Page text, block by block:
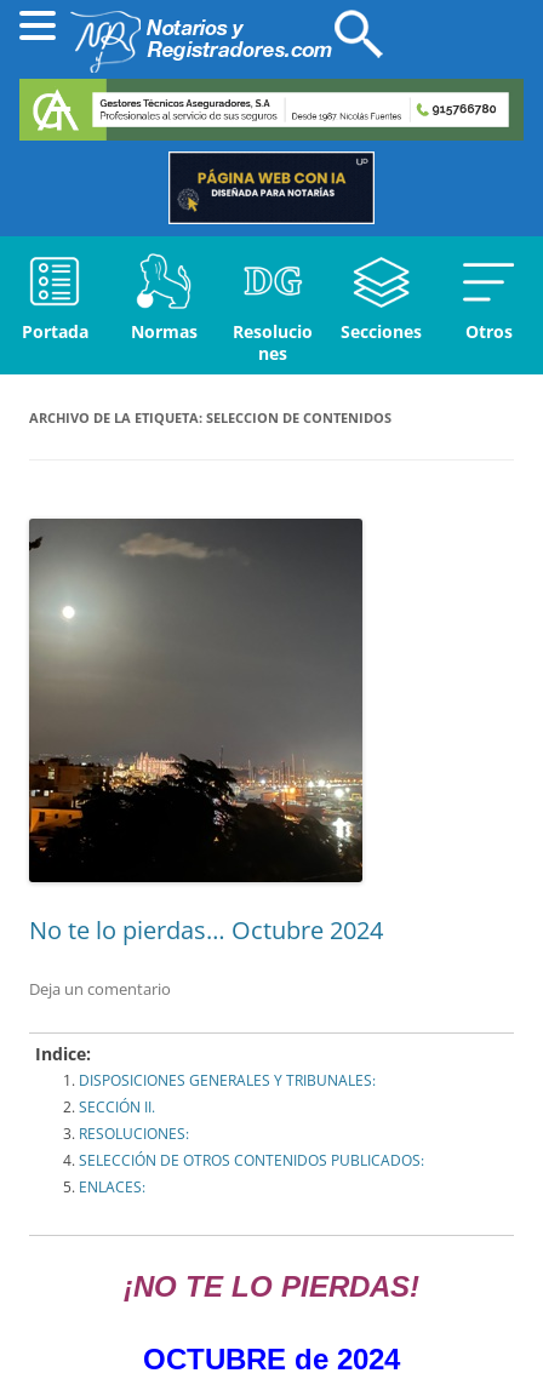
Portada Normas
Resolucio
nes
Secciones Otros
ARCHIVO DE LA ETIQUETA: SELECCION DE CONTENIDOS
No te lo pierdas… Octubre 2024
Deja un comentario
Indice:
DISPOSICIONES GENERALES Y TRIBUNALES:
SECCIÓN II.
RESOLUCIONES:
SELECCIÓN DE OTROS CONTENIDOS PUBLICADOS:
ENLACES:
¡NO TE LO PIERDAS!
OCTUBRE de 2024